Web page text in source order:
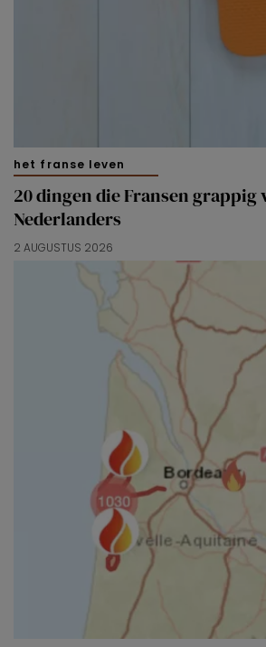
het franse leven
20 dingen die Fransen grappig
Nederlanders
2 AUGUSTUS 2026